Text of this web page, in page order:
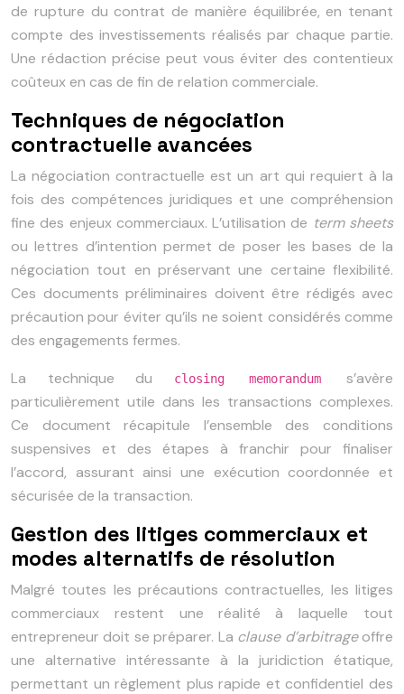
de rupture du contrat de manière équilibrée, en tenant
compte des investissements réalisés par chaque partie.
Une rédaction précise peut vous éviter des contentieux
coûteux en cas de fin de relation commerciale.
Techniques de négociation
contractuelle avancées
La négociation contractuelle est un art qui requiert à la
fois des compétences juridiques et une compréhension
fine des enjeux commerciaux. L’utilisation de term sheets
ou lettres d’intention permet de poser les bases de la
négociation tout en préservant une certaine flexibilité.
Ces documents préliminaires doivent être rédigés avec
précaution pour éviter qu’ils ne soient considérés comme
des engagements fermes.
La technique du
closing memorandums’avère
particulièrement utile dans les transactions complexes.
Ce document récapitule l’ensemble des conditions
suspensives et des étapes à franchir pour finaliser
l’accord, assurant ainsi une exécution coordonnée et
sécurisée de la transaction.
Gestion des litiges commerciaux et
modes alternatifs de résolution
Malgré toutes les précautions contractuelles, les litiges
commerciaux restent une réalité à laquelle tout
entrepreneur doit se préparer. La clause d’arbitrageoffre
une alternative intéressante à la juridiction étatique,
permettant un règlement plus rapide et confidentiel des